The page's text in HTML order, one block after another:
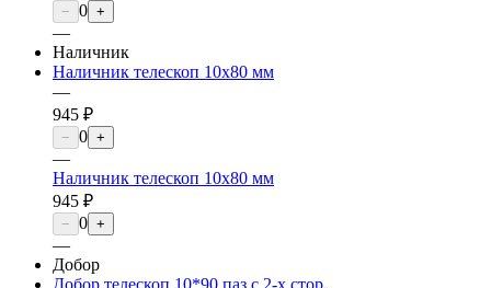
− 0 +
—
Наличник
Наличник телескоп 10х80 мм
—
945 ₽
− 0 +
—
Наличник телескоп 10х80 мм
945 ₽
− 0 +
—
Добор